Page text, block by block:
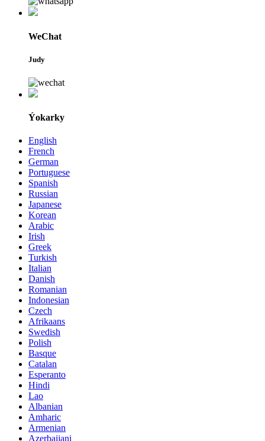
WeChat
Judy
Ýokarky
English
French
German
Portuguese
Spanish
Russian
Japanese
Korean
Arabic
Irish
Greek
Turkish
Italian
Danish
Romanian
Indonesian
Czech
Afrikaans
Swedish
Polish
Basque
Catalan
Esperanto
Hindi
Lao
Albanian
Amharic
Armenian
Azerbaijani